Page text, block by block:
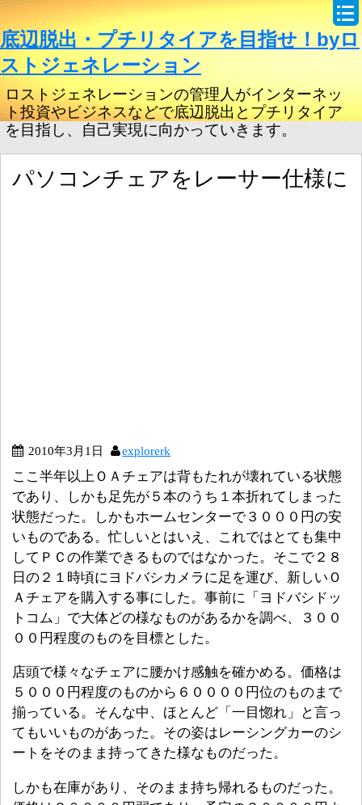
底辺脱出・プチリタイアを目指せ！byロ
ストジェネレーション
ロストジェネレーションの管理人がインターネッ
ト投資やビジネスなどで底辺脱出とプチリタイア
を目指し、自己実現に向かっていきます。
パソコンチェアをレーサー仕様に
2010年3月1日 explorerk
ここ半年以上ＯＡチェアは背もたれが壊れている状態
であり、しかも足先が５本のうち１本折れてしまった
状態だった。しかもホームセンターで３０００円の安
いものである。忙しいとはいえ、これではとても集中
してＰＣの作業できるものではなかった。そこで２８
日の２１時頃にヨドバシカメラに足を運び、新しいＯ
Ａチェアを購入する事にした。事前に「ヨドバシドッ
トコム」で大体どの様なものがあるかを調べ、３００
００円程度のものを目標とした。
店頭で様々なチェアに腰かけ感触を確かめる。価格は
５０００円程度のものから６００００円位のものまで
揃っている。そんな中、ほとんど「一目惚れ」と言っ
てもいいものがあった。その姿はレーシングカーのシ
ートをそのまま持ってきた様なものだった。
しかも在庫があり、そのまま持ち帰れるものだった。